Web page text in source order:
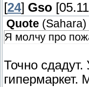
[24] Gso
Quote (Sahara)
Я молчу про
Точно
гипермаркет.